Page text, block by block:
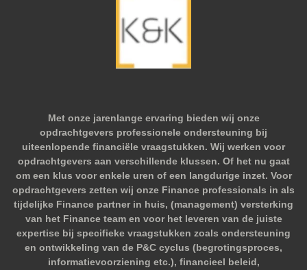
Met onze jarenlange ervaring bieden wij onze
opdrachtgevers professionele ondersteuning bij
uiteenlopende financiële vraagstukken. Wij werken voor
opdrachtgevers aan verschillende klussen. Of het nu gaat
om een klus voor enkele uren of een langdurige inzet. Voor
opdrachtgevers zetten wij onze Finance professionals in als
tijdelijke Finance partner in huis, (management) versterking
van het Finance team en voor het leveren van de juiste
expertise bij specifieke vraagstukken zoals ondersteuning
en ontwikkeling van de P&C cyclus (begrotingsproces,
informatievoorziening etc.), financieel beleid,